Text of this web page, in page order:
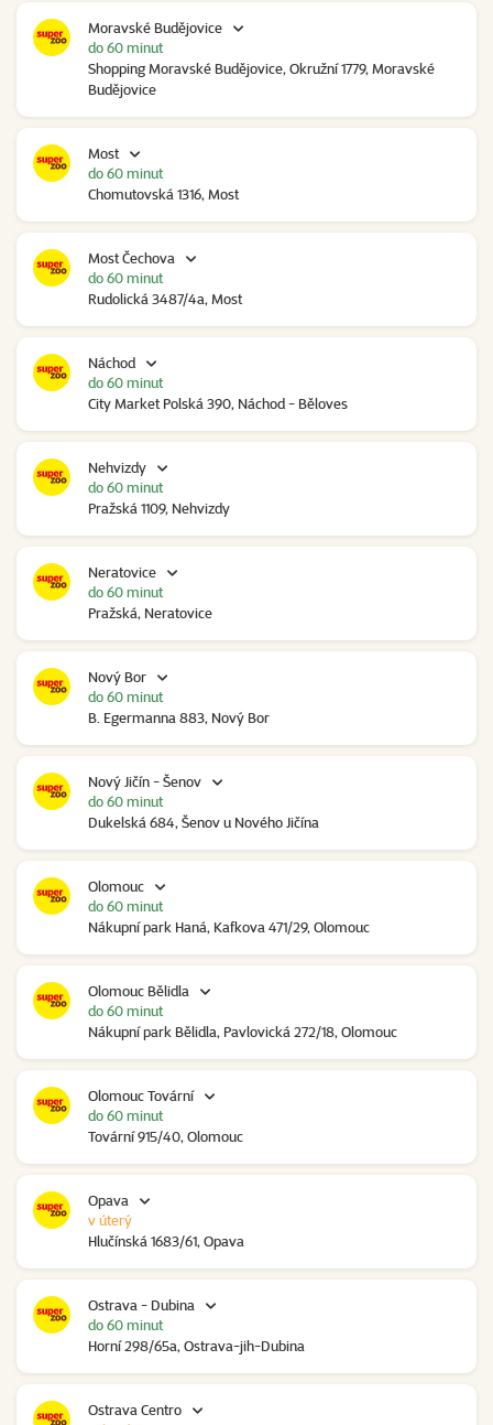
Moravské Budějovice
Shopping Moravské Budějovice, Okružní 1779, Moravské
Budějovice
do 60 minut
Most
Chomutovská 1316, Most
do 60 minut
Most Čechova
Rudolická 3487/4a, Most
do 60 minut
Náchod
City Market Polská 390, Náchod - Běloves
do 60 minut
Nehvizdy
Pražská 1109, Nehvizdy
do 60 minut
Neratovice
Pražská, Neratovice
do 60 minut
Nový Bor
B. Egermanna 883, Nový Bor
do 60 minut
Nový Jičín - Šenov
Dukelská 684, Šenov u Nového Jičína
do 60 minut
Olomouc
Nákupní park Haná, Kafkova 471/29, Olomouc
do 60 minut
Olomouc Bělidla
Nákupní park Bělidla, Pavlovická 272/18, Olomouc
do 60 minut
Olomouc Tovární
Tovární 915/40, Olomouc
do 60 minut
Opava
Hlučínská 1683/61, Opava
v úterý
Ostrava - Dubina
Horní 298/65a, Ostrava-jih-Dubina
do 60 minut
Ostrava Centro